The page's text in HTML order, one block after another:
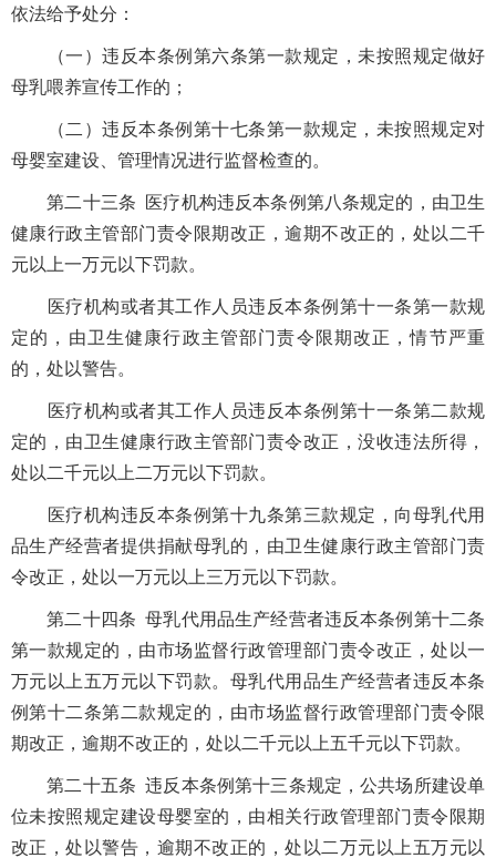
依法给予处分：
（一）违反本条例第六条第一款规定，未按照规定做好
母乳喂养宣传工作的；
（二）违反本条例第十七条第一款规定，未按照规定对
母婴室建设、管理情况进行监督检查的。
第二十三条 医疗机构违反本条例第八条规定的，由卫生
健康行政主管部门责令限期改正，逾期不改正的，处以二千
元以上一万元以下罚款。
医疗机构或者其工作人员违反本条例第十一条第一款规
定的，由卫生健康行政主管部门责令限期改正，情节严重
的，处以警告。
医疗机构或者其工作人员违反本条例第十一条第二款规
定的，由卫生健康行政主管部门责令改正，没收违法所得，
处以二千元以上二万元以下罚款。
医疗机构违反本条例第十九条第三款规定，向母乳代用
品生产经营者提供捐献母乳的，由卫生健康行政主管部门责
令改正，处以一万元以上三万元以下罚款。
第二十四条 母乳代用品生产经营者违反本条例第十二条
第一款规定的，由市场监督行政管理部门责令改正，处以一
万元以上五万元以下罚款。母乳代用品生产经营者违反本条
例第十二条第二款规定的，由市场监督行政管理部门责令限
期改正，逾期不改正的，处以二千元以上五千元以下罚款。
第二十五条 违反本条例第十三条规定，公共场所建设单
位未按照规定建设母婴室的，由相关行政管理部门责令限期
改正，处以警告，逾期不改正的，处以二万元以上五万元以